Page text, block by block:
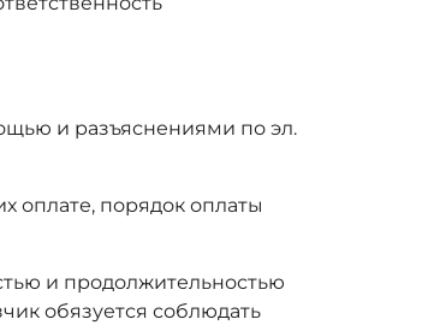
и разъяснениями по эл.
оплате, порядок оплаты
и продолжительностью
обязуется соблюдать